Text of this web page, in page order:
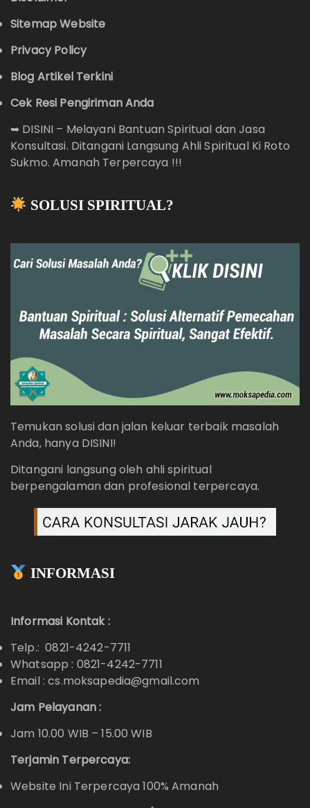
Sitemap Website
Privacy Policy
Blog Artikel Terkini
Cek Resi Pengiriman Anda
➥ DISINI – Melayani Bantuan Spiritual dan Jasa
Konsultasi. Ditangani Langsung Ahli Spiritual Ki Roto
Sukmo. Amanah Terpercaya !!!
SOLUSI SPIRITUAL?
Temukan solusi dan jalan keluar terbaik masalah
Anda, hanya DISINI!
Ditangani langsung oleh ahli spiritual
berpengalaman dan profesional terpercaya.
INFORMASI
Informasi Kontak :
Telp.: 0821-4242-7711
Whatsapp : 0821-4242-7711
Email : cs.moksapedia@gmail.com
Jam Pelayanan :
Jam 10.00 WIB – 15.00 WIB
Terjamin Terpercaya:
Website Ini Terpercaya 100% Amanah